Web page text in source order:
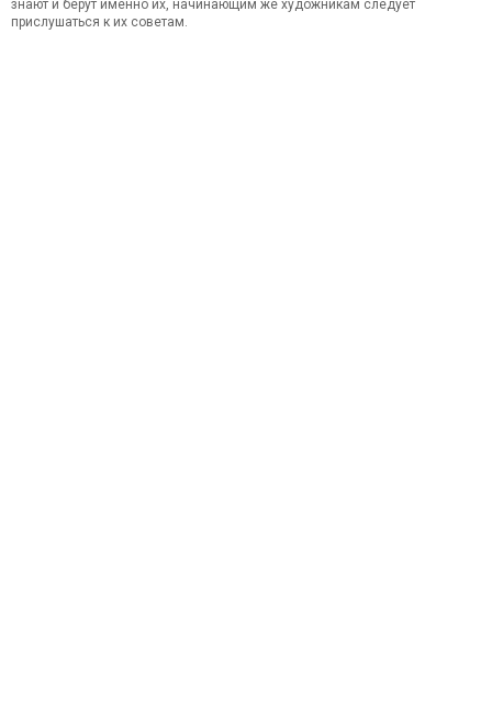
знают и берут именно их, начинающим же художникам следует
прислушаться к их советам.